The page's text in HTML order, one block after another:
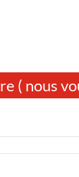
( nous